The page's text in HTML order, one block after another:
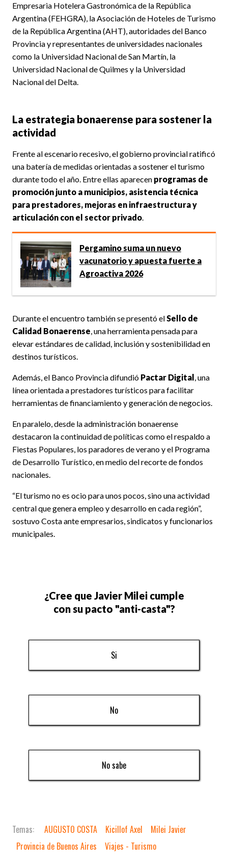
Empresaria Hotelera Gastronómica de la República
Argentina (FEHGRA), la Asociación de Hoteles de Turismo
de la República Argentina (AHT), autoridades del Banco
Provincia y representantes de universidades nacionales
como la Universidad Nacional de San Martín, la
Universidad Nacional de Quilmes y la Universidad
Nacional del Delta.
La estrategia bonaerense para sostener la
actividad
Frente al escenario recesivo, el gobierno provincial ratificó
una batería de medidas orientadas a sostener el turismo
durante todo el año. Entre ellas aparecen programas de
promoción junto a municipios, asistencia técnica
para prestadores, mejoras en infraestructura y
articulación con el sector privado.
Pergamino suma un nuevo
vacunatorio y apuesta fuerte a
Agroactiva 2026
Durante el encuentro también se presentó elSello de
Calidad Bonaerense, una herramienta pensada para
elevar estándares de calidad, inclusión y sostenibilidad en
destinos turísticos.
Además, el Banco Provincia difundió Pactar Digital, una
línea orientada a prestadores turísticos para facilitar
herramientas de financiamiento y generación de negocios.
En paralelo, desde la administración bonaerense
destacaron la continuidad de políticas como el respaldo a
Fiestas Populares, los paradores de verano y el Programa
de Desarrollo Turístico, en medio del recorte de fondos
nacionales.
“El turismo no es ocio para unos pocos, sino una actividad
central que genera empleo y desarrollo en cada región”,
sostuvo Costa ante empresarios, sindicatos y funcionarios
municipales.
¿Cree que Javier Milei cumple
con su pacto "anti-casta"?
Si
No
No sabe
AUGUSTO COSTA Kicillof Axel
Milei Javier
Provincia de Buenos Aires
Viajes - Turismo